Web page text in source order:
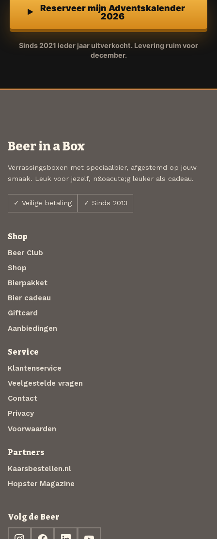
Reserveer mijn Adventskalender
2026
Sinds 2021 ieder jaar uitverkocht. Levering ruim voor
december.
Beer in a Box
Verrassingsboxen met speciaalbier, afgestemd op jouw
smaak. Leuk voor jezelf, n&oacute;g leuker als cadeau.
✓ Veilige betaling ✓ Sinds 2013
Shop
Beer Club
Shop
Bierpakket
Bier cadeau
Giftcard
Aanbiedingen
Service
Klantenservice
Veelgestelde vragen
Contact
Privacy
Voorwaarden
Partners
Kaarsbestellen.nl
Hopster Magazine
Volg de Beer